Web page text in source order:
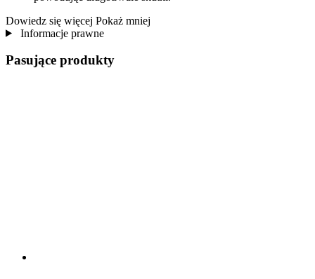
Dowiedz się więcej Pokaż mniej
Informacje prawne
Pasujące produkty